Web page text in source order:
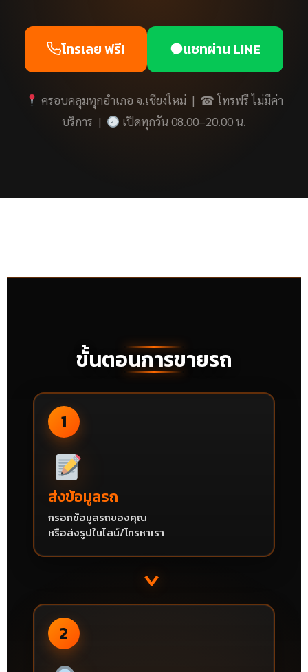
โทรเลย ฟรี! แชทผ่าน LINE
ครอบคลุมทุกอำเภอ จ.เชียงใหม่ | ☎ โทรฟรี ไม่มีค่า
บริการ |
เปิดทุกวัน 08.00–20.00 น.
ขั้นตอนการขายรถ
1
ส่งข้อมูลรถ
กรอกข้อมูลรถของคุณ
หรือส่งรูปในไลน์/โทรหาเรา
›
2